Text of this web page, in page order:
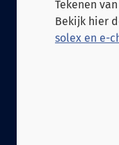
Tekenen
Bekijk hier
solex en e-